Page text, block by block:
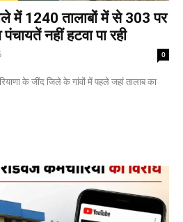
में 1240 तालाबों में से 303 पर
नहीं हटवा पा रही
0
के जींद जिले के गांवों में पहले जहां तालाब का